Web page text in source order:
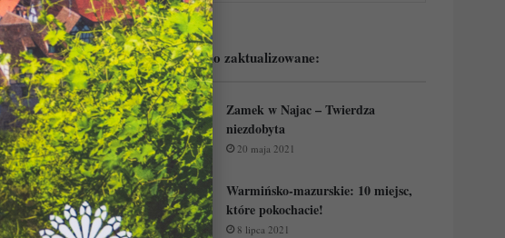
Podejrzyj ostatnio zaktualizowane:
Zamek w Najac – Twierdza
niezdobyta
20 maja 2021
Warmińsko-mazurskie: 10 miejsc,
które pokochacie!
8 lipca 2021